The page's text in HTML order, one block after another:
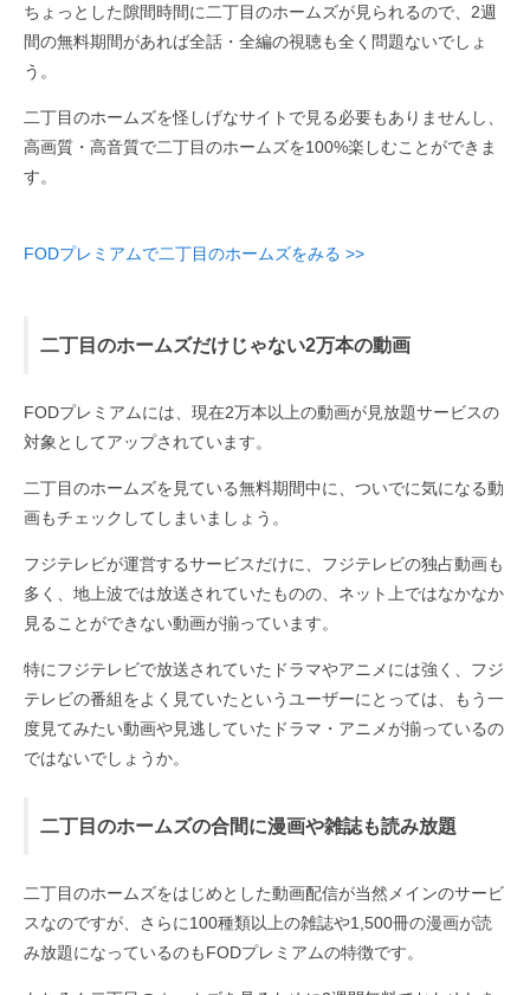
ちょっとした隙間時間に二丁目のホームズが見られるので、2週
間の無料期間があれば全話・全編の視聴も全く問題ないでしょ
う。
二丁目のホームズを怪しげなサイトで見る必要もありませんし、
高画質・高音質で二丁目のホームズを100%楽しむことができま
す。
FODプレミアムで二丁目のホームズをみる >>
二丁目のホームズだけじゃない2万本の動画
FODプレミアムには、現在2万本以上の動画が見放題サービスの
対象としてアップされています。
二丁目のホームズを見ている無料期間中に、ついでに気になる動
画もチェックしてしまいましょう。
フジテレビが運営するサービスだけに、フジテレビの独占動画も
多く、地上波では放送されていたものの、ネット上ではなかなか
見ることができない動画が揃っています。
特にフジテレビで放送されていたドラマやアニメには強く、フジ
テレビの番組をよく見ていたというユーザーにとっては、もう一
度見てみたい動画や見逃していたドラマ・アニメが揃っているの
ではないでしょうか。
二丁目のホームズの合間に漫画や雑誌も読み放題
二丁目のホームズをはじめとした動画配信が当然メインのサービ
スなのですが、さらに100種類以上の雑誌や1,500冊の漫画が読
み放題になっているのもFODプレミアムの特徴です。